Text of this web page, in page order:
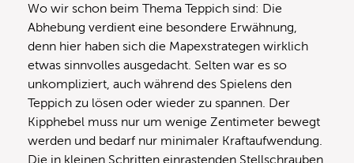
Wo wir schon beim Thema Teppich sind: Die
Abhebung verdient eine besondere Erwähnung,
denn hier haben sich die Mapexstrategen wirklich
etwas sinnvolles ausgedacht. Selten war es so
unkompliziert, auch während des Spielens den
Teppich zu lösen oder wieder zu spannen. Der
Kipphebel muss nur um wenige Zentimeter bewegt
werden und bedarf nur minimaler Kraftaufwendung.
Die in kleinen Schritten einrastenden Stellschrauben